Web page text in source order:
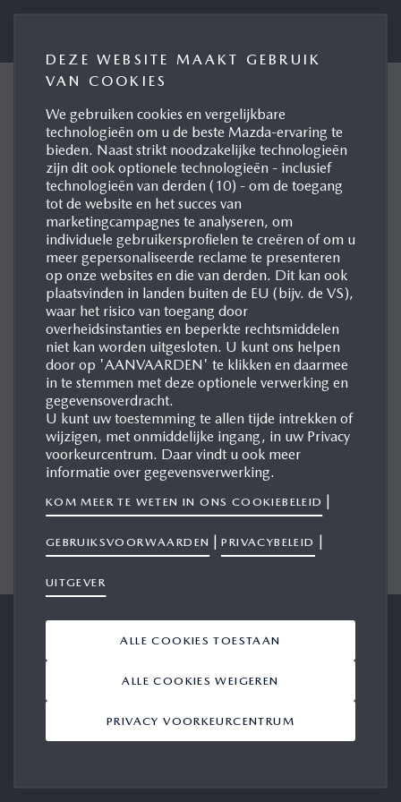
WACHTWOORD
RESETTEN
Dit formulier zal u helpen om uw wachtwoord te
resetten en opnieuw toegang te krijgen tot de
perswebsite van Mazda Motor Belux.
VOER UW GEREGISTREERDE E-
MAILADRES IN
E-MAIL
VERZENDEN
Mazda Motor Logistics Europe
Uitgever
Contacteer ons Selecteer taal/land
DEZE WEBSITE MAAKT GEBRUIK
VAN COOKIES
We gebruiken cookies en vergelijkbare
technologieën om u de beste Mazda-ervaring te
bieden. Naast strikt noodzakelijke technologieën
zijn dit ook optionele technologieën - inclusief
technologieën van derden (10) - om de toegang
tot de website en het succes van
marketingcampagnes te analyseren, om
individuele gebruikersprofielen te creëren of om u
meer gepersonaliseerde reclame te presenteren
op onze websites en die van derden. Dit kan ook
plaatsvinden in landen buiten de EU (bijv. de VS),
waar het risico van toegang door
overheidsinstanties en beperkte rechtsmiddelen
niet kan worden uitgesloten. U kunt ons helpen
door op 'AANVAARDEN' te klikken en daarmee
in te stemmen met deze optionele verwerking en
gegevensoverdracht.
U kunt uw toestemming te allen tijde intrekken of
wijzigen, met onmiddelijke ingang, in uw Privacy
voorkeurcentrum. Daar vindt u ook meer
informatie over gegevensverwerking.
KOM MEER TE WETEN IN ONS COOKIEBELEID |
GEBRUIKSVOORWAARDEN |PRIVACYBELEID |
UITGEVER
PRIVACY VOORKEURCENTRUM
ALLE COOKIES WEIGEREN
ALLE COOKIES TOESTAAN